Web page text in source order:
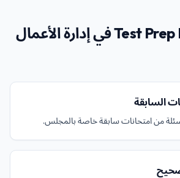
منهج Test Prep Istanbul في إدارة الأعمال
السابقة
من امتحانات سابقة خاصة بالمجلس.